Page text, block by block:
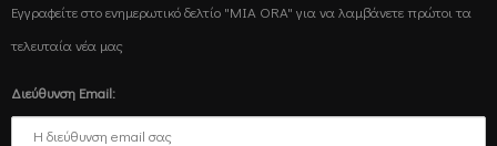
Εγγραφείτε στο ενημερωτικό δελτίο "MIA ORA" για να λαμβάνετε πρώτοι τα
τελευταία νέα μας
Διεύθυνση Email: